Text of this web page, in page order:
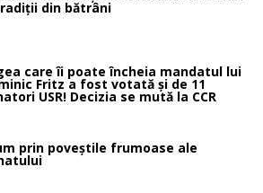
din bătrâni
care îi poate încheia mandatul lui
Fritz a fost votată și de 11
USR! Decizia se mută la CCR
prin poveştile frumoase ale